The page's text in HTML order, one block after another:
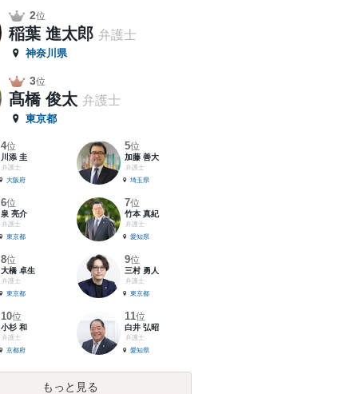
2位
稲葉 進太郎 弁護士
神奈川県
3位
髙橋 俊太 弁護士
東京都
4位
川添 圭
弁護士
大阪府
5位
加藤 善大
弁護士
埼玉県
6位
泉 亮介
弁護士
東京都
7位
竹本 真紀
弁護士
愛知県
8位
大橋 卓生
弁護士
東京都
9位
三村 勇人
弁護士
東京都
10位
小杉 和
弁護士
京都府
11位
白井 弘昭
弁護士
愛知県
もっと見る